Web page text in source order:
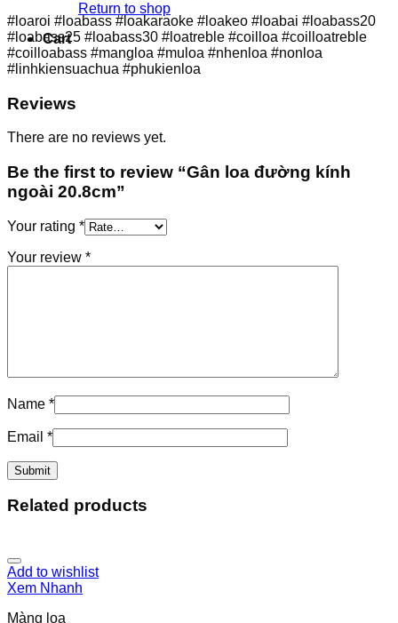
Return to shop
Cart
#loaroi #loabass #loakaraoke #loakeo #loabai #loabass20
#loabass25 #loabass30 #loatreble #coilloa #coilloatreble
#coilloabass #mangloa #muloa #nhenloa #nonloa
#linhkiensuachua #phukienloa
Reviews
There are no reviews yet.
Be the first to review “Gân loa đường kính
ngoài 20.8cm”
Your rating *
Your review *
Name *
Email *
Related products
Add to wishlist
Xem Nhanh
Màng loa